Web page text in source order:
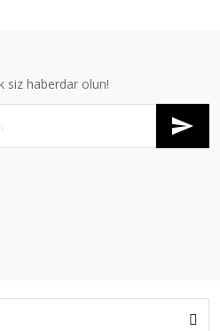
siz haberdar olun!